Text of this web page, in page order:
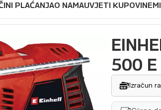
PLAĆANJAO NAMAUVJETI KUPOVINE
500 E
Izračun